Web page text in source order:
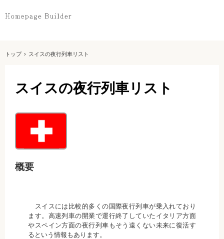
トップ › スイスの夜行列車リスト
スイスの夜行列車リスト
概要
スイスには比較的多くの国際夜行列車が乗入れており
ます。高速列車の開業で運行終了していたイタリア方面
やスペイン方面の夜行列車もそう遠くない未来に復活す
るという情報もあります。